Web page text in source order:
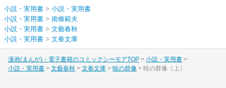
小説・実用書 > 小説・実用書
小説・実用書 > 南條範夫
小説・実用書 > 文藝春秋
小説・実用書 > 文春文庫
漫画(まんが)・電子書籍のコミックシーモアTOP
小説・実用書
小説・実用書
文藝春秋 文春文庫 暁の群像 暁の群像（上）